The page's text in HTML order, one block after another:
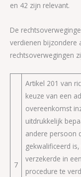
en 42 zijn relevant.
De
verdienen bijzondere
rechtsoverwegingen
7
Artikel 201 van
keuze van een
overeenkomst
uitdrukkelijk
andere persoon
gekwalificeerd
verzekerde in
procedure te